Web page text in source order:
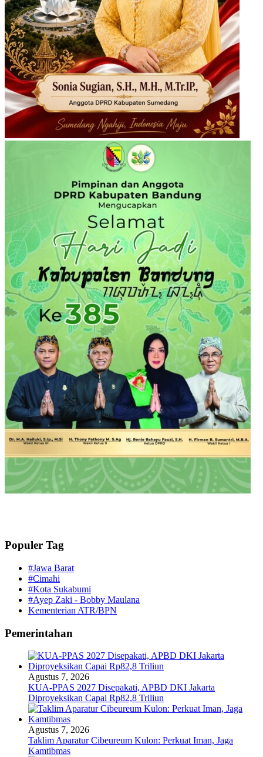
Populer Tag
#Jawa Barat
#Cimahi
#Kota Sukabumi
#Ayep Zaki - Bobby Maulana
Kementerian ATR/BPN
Pemerintahan
Agustus 7, 2026
KUA-PPAS 2027 Disepakati, APBD DKI Jakarta
Diproyeksikan Capai Rp82,8 Triliun
Agustus 7, 2026
Taklim Aparatur Cibeureum Kulon: Perkuat Iman, Jaga
Kamtibmas